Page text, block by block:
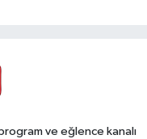
ve eğlence kanalı